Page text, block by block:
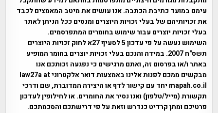
עימם במועד כתיבת הכתבה. אנו עושים את מיטב המאמצים לכבד
את זכויותיהם של בעלי זכויות היוצרים ומנסים ככל הניתן לאתר
בעלי זכויות יוצרים עבור שימוש בחומרים המתפרסמים.
השימוש נעשה על פי עדכון 5 לסעיף 27א לחוק זכויות היוצרים
תשס"ח 2007. במידה והנכם בעלי זכויות יוצרים בחומר המופיע
באתר ו/או בפרסום זה, ואתם מרגישים כי נפגעה זכותכם אנו
מבקשים ממכם לפנות אלינו באמצעות דואר אלקטרוני law27a at
mapah.co.il יחד עם קישור לדף או היצירה המדוברת, שם ודרכי
תקשורת (מייל/טלפון) ואנו נסיר את החומרים. או לחילופין לעדכון
פרטיכם ומתן קרדיט כנדרש וזאת על פי דרישתכם והסכמתכם.